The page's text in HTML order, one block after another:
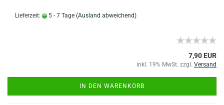
Lieferzeit: 5 - 7 Tage (Ausland abweichend)
7,90 EUR
inkl. 19% MwSt. zzgl. Versand
IN DEN WARENKORB